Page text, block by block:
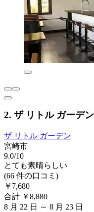
2. ザ リトル ガーデン
ザ リトル ガーデン
宮崎市
9.0/10
とても素晴らしい
(66 件の口コミ)
￥7,680
合計 ￥8,880
8 月 22 日 ～ 8 月 23 日